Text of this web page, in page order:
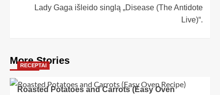
Lady Gaga išleido singlą „Disease (The Antidote
Live)“.
More Stories
RECEPTAI
Roasted Potatoes and Carrots (Easy Oven